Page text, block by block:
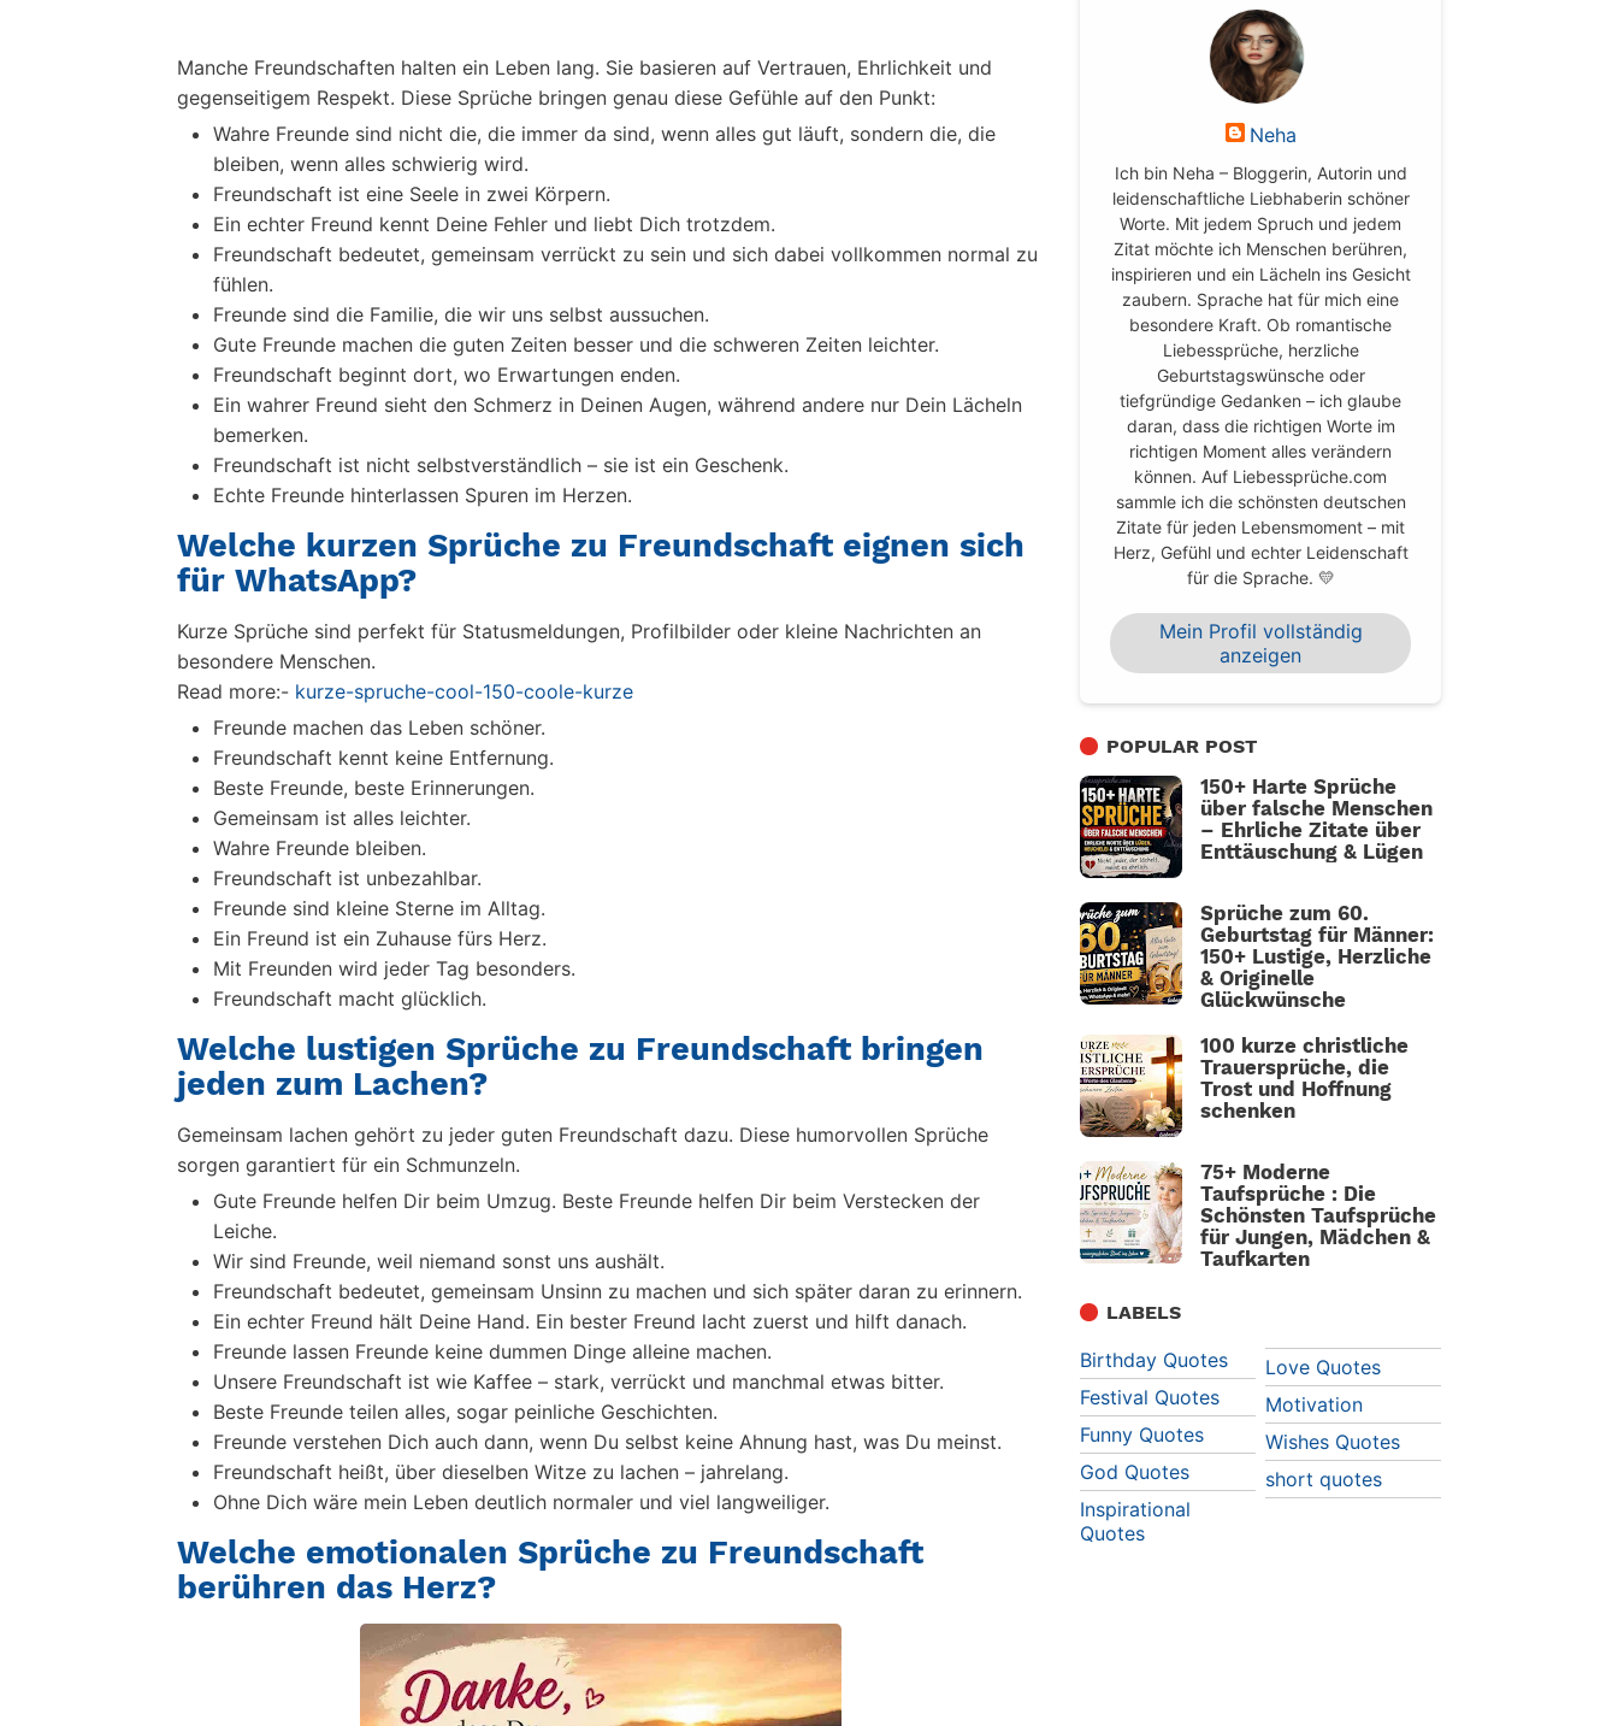
Manche Freundschaften halten ein Leben lang. Sie basieren auf Vertrauen, Ehrlichkeit und
gegenseitigem Respekt. Diese Sprüche bringen genau diese Gefühle auf den Punkt:
Wahre Freunde sind nicht die, die immer da sind, wenn alles gut läuft, sondern die, die
bleiben, wenn alles schwierig wird.
Freundschaft ist eine Seele in zwei Körpern.
Ein echter Freund kennt Deine Fehler und liebt Dich trotzdem.
Freundschaft bedeutet, gemeinsam verrückt zu sein und sich dabei vollkommen normal zu
fühlen.
Freunde sind die Familie, die wir uns selbst aussuchen.
Gute Freunde machen die guten Zeiten besser und die schweren Zeiten leichter.
Freundschaft beginnt dort, wo Erwartungen enden.
Ein wahrer Freund sieht den Schmerz in Deinen Augen, während andere nur Dein Lächeln
bemerken.
Freundschaft ist nicht selbstverständlich – sie ist ein Geschenk.
Echte Freunde hinterlassen Spuren im Herzen.
Welche kurzen Sprüche zu Freundschaft eignen sich
für WhatsApp?
Kurze Sprüche sind perfekt für Statusmeldungen, Profilbilder oder kleine Nachrichten an
besondere Menschen.
Read more:- kurze-spruche-cool-150-coole-kurze
Freunde machen das Leben schöner.
Freundschaft kennt keine Entfernung.
Beste Freunde, beste Erinnerungen.
Gemeinsam ist alles leichter.
Wahre Freunde bleiben.
Freundschaft ist unbezahlbar.
Freunde sind kleine Sterne im Alltag.
Ein Freund ist ein Zuhause fürs Herz.
Mit Freunden wird jeder Tag besonders.
Freundschaft macht glücklich.
Welche lustigen Sprüche zu Freundschaft bringen
jeden zum Lachen?
Gemeinsam lachen gehört zu jeder guten Freundschaft dazu. Diese humorvollen Sprüche
sorgen garantiert für ein Schmunzeln.
Gute Freunde helfen Dir beim Umzug. Beste Freunde helfen Dir beim Verstecken der
Leiche.
Wir sind Freunde, weil niemand sonst uns aushält.
Freundschaft bedeutet, gemeinsam Unsinn zu machen und sich später daran zu erinnern.
Ein echter Freund hält Deine Hand. Ein bester Freund lacht zuerst und hilft danach.
Freunde lassen Freunde keine dummen Dinge alleine machen.
Unsere Freundschaft ist wie Kaffee – stark, verrückt und manchmal etwas bitter.
Beste Freunde teilen alles, sogar peinliche Geschichten.
Freunde verstehen Dich auch dann, wenn Du selbst keine Ahnung hast, was Du meinst.
Freundschaft heißt, über dieselben Witze zu lachen – jahrelang.
Ohne Dich wäre mein Leben deutlich normaler und viel langweiliger.
Welche emotionalen Sprüche zu Freundschaft
berühren das Herz?
Neha
Ich bin Neha – Bloggerin, Autorin und
leidenschaftliche Liebhaberin schöner
Worte. Mit jedem Spruch und jedem
Zitat möchte ich Menschen berühren,
inspirieren und ein Lächeln ins Gesicht
zaubern. Sprache hat für mich eine
besondere Kraft. Ob romantische
Liebessprüche, herzliche
Geburtstagswünsche oder
tiefgründige Gedanken – ich glaube
daran, dass die richtigen Worte im
richtigen Moment alles verändern
können. Auf Liebessprüche.com
sammle ich die schönsten deutschen
Zitate für jeden Lebensmoment – mit
Herz, Gefühl und echter Leidenschaft
für die Sprache. 💛
Mein Profil vollständig
anzeigen
POPULAR POST
150+ Harte Sprüche
über falsche Menschen
– Ehrliche Zitate über
Enttäuschung & Lügen
Sprüche zum 60.
Geburtstag für Männer:
150+ Lustige, Herzliche
& Originelle
Glückwünsche
100 kurze christliche
Trauersprüche, die
Trost und Hoffnung
schenken
75+ Moderne
Taufsprüche : Die
Schönsten Taufsprüche
für Jungen, Mädchen &
Taufkarten
LABELS
Birthday Quotes
Festival Quotes
Funny Quotes
God Quotes
Inspirational
Quotes
Love Quotes
Motivation
Wishes Quotes
short quotes